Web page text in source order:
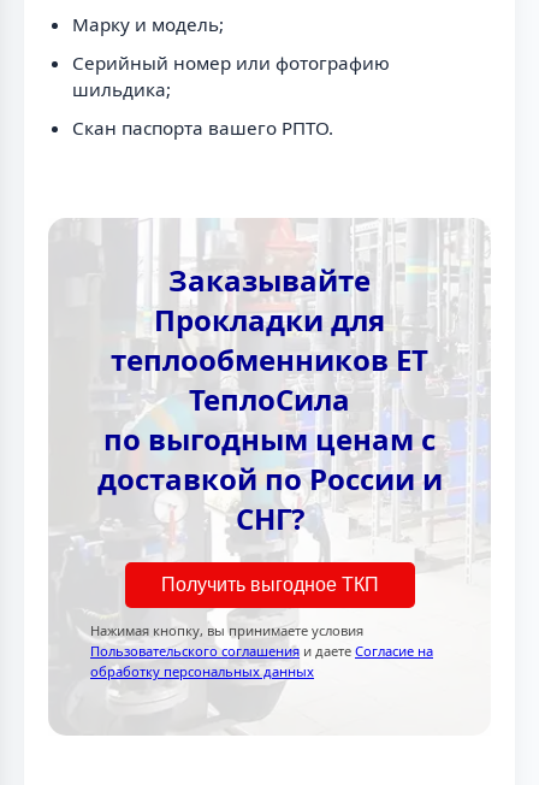
Марку и модель;
Серийный номер или фотографию
шильдика;
Скан паспорта вашего РПТО.
Заказывайте
Прокладки для
теплообменников ЕТ
ТеплоСила
по выгодным ценам с
доставкой по России и
СНГ?
Получить выгодное ТКП
Нажимая кнопку, вы принимаете условия
Пользовательского соглашения и даете Согласие на
обработку персональных данных